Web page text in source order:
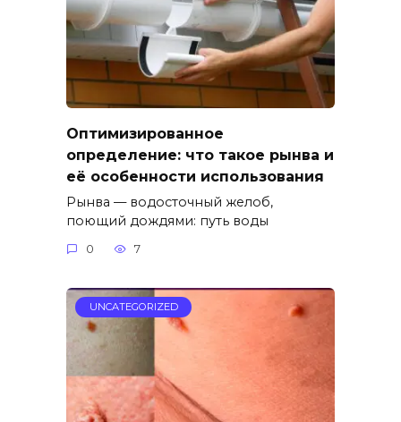
Оптимизированное
определение: что такое рынва и
её особенности использования
Рынва — водосточный желоб,
поющий дождями: путь воды
0 7
UNCATEGORIZED